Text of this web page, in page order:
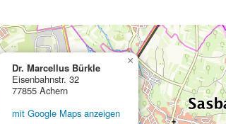
Dr. Marcellus Bürkle
Eisenbahnstr. 32
77855 Achern
mit Google Maps anzeigen
×